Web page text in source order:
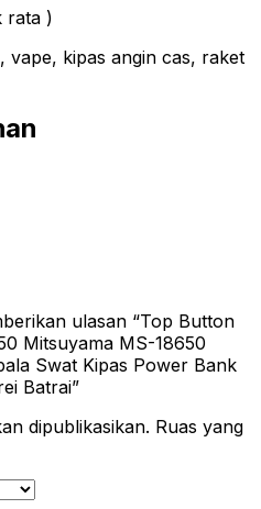
rata )
kipas angin cas, raket
ulasan “Top Button
Mitsuyama MS-18650
Swat Kipas Power Bank
Batrai”
dipublikasikan. Ruas yang